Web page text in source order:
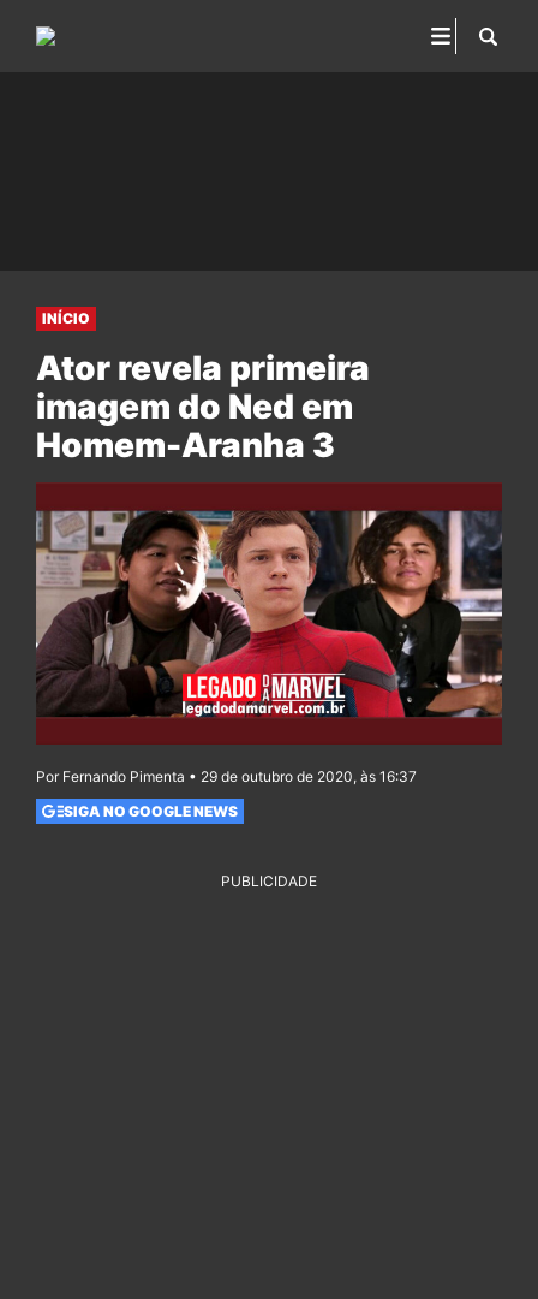
INÍCIO
Ator revela primeira
imagem do Ned em
Homem-Aranha 3
Por Fernando Pimenta • 29 de outubro de 2020, às 16:37
SIGA NO GOOGLE NEWS
PUBLICIDADE